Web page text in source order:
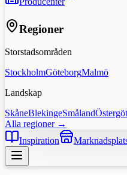
Regioner
Storstadsområden
StockholmGöteborgMalmö
Landskap
SkåneBlekingeSmåland
Alla regioner →
Inspiration